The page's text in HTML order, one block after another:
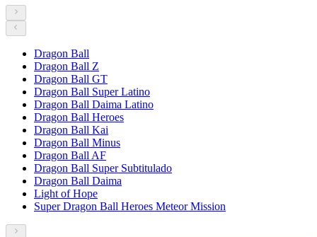
Dragon Ball
Dragon Ball Z
Dragon Ball GT
Dragon Ball Super Latino
Dragon Ball Daima Latino
Dragon Ball Heroes
Dragon Ball Kai
Dragon Ball Minus
Dragon Ball AF
Dragon Ball Super Subtitulado
Dragon Ball Daima
Light of Hope
Super Dragon Ball Heroes Meteor Mission